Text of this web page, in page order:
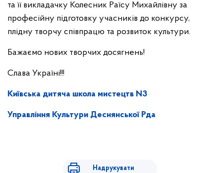
та її викладачку Колесник Раїсу Михайлівну за
професійну підготовку учасників до конкурсу,
плідну творчу співпрацю та розвиток культури.
Бажаємо нових творчих досягнень!
Слава Україні!!!
Київська дитяча школа мистецтв N3
Управління Культури Деснянської Рда
Надрукувати